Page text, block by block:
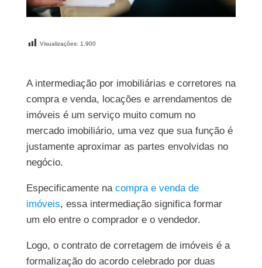
Visualizações: 1.900
A intermediação por imobiliárias e corretores na
compra e venda, locações e arrendamentos de
imóveis é um serviço muito comum no
mercado imobiliário, uma vez que sua função é
justamente aproximar as partes envolvidas no
negócio.
Especificamente na compra e venda de
imóveis, essa intermediação significa formar
um elo entre o comprador e o vendedor.
Logo, o contrato de corretagem de imóveis é a
formalização do acordo celebrado por duas